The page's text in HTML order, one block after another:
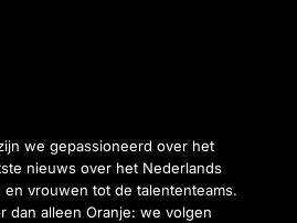
we gepassioneerd over het
nieuws over het Nederlands
vrouwen tot de talententeams.
dan alleen Oranje: we volgen